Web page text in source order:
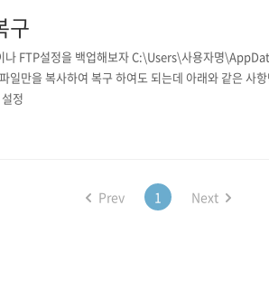
구
나 FTP설정을 백업해보자 C:\Users\사용자명
일만을 복사하여 복구 하여도 되는데 아래와 같은 사
정
Prev 1 Next